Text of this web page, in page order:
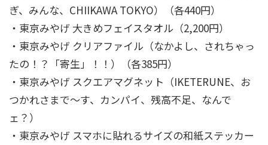
ぎ、みんな、CHIIKAWA TOKYO）（各440円）
・東京みやげ 大きめフェイスタオル（2,200円）
・東京みやげ クリアファイル（なかよし、されちゃっ
たの！？「寄生」！！）（各385円）
・東京みやげ スクエアマグネット（IKETERUNE、お
つかれさまで～す、カンパイ、残高不足、なんで
ェ？）
・東京みやげ スマホに貼れるサイズの和紙ステッカー